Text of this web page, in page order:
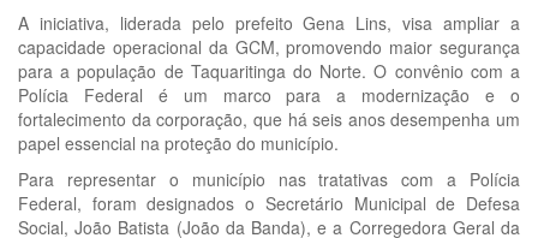
A iniciativa, liderada pelo prefeito Gena Lins, visa ampliar a
capacidade operacional da GCM, promovendo maior segurança
para a população de Taquaritinga do Norte. O convênio com a
Polícia Federal é um marco para a modernização e o
fortalecimento da corporação, que há seis anos desempenha um
papel essencial na proteção do município.
Para representar o município nas tratativas com a Polícia
Federal, foram designados o Secretário Municipal de Defesa
Social, João Batista (João da Banda), e a Corregedora Geral da